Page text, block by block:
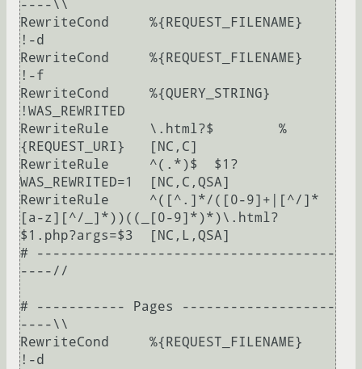
----\\
RewriteCond	%{REQUEST_FILENAME}
!-d
RewriteCond	%{REQUEST_FILENAME}
!-f
RewriteCond	%{QUERY_STRING}
!WAS_REWRITED
RewriteRule	\.html?$	%
{REQUEST_URI}	[NC,C]
RewriteRule	^(.*)$	$1?
WAS_REWRITED=1	[NC,C,QSA]
RewriteRule	^([^.]*/([0-9]+|[^/]*
[a-z][^/_]*))((_[0-9]*)*)\.html?
$1.php?args=$3	[NC,L,QSA]
# -------------------------------------
----//
# ----------- Pages -------------------
----\\
RewriteCond	%{REQUEST_FILENAME}
!-d